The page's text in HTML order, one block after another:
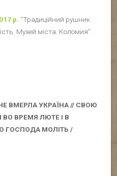
р. “Традиційний рушник
Музей міста. Коломия”.
ВМЕРЛА УКРАЇНА // СВОЮ
ВО ВРЕМЯ ЛЮТЕ І В
ГОСПОДА МОЛІТЬ /